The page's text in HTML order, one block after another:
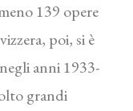
139 opere
poi, si è
anni 1933-
grandi